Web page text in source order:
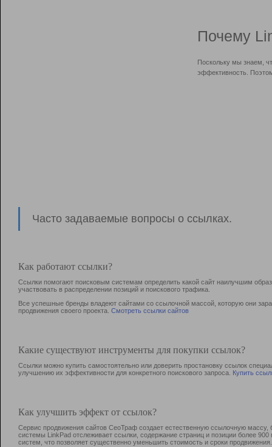
Почему
Поскольку мы знаем,
эффективность.
Часто задаваемые вопросы о ссылках.
Как работают ссылки?
Ссылки помогают поисковым системам определить какой сайт наилучшим
участвовать в раcпределении позиций и поискового трафика.
Все успешные бренды владеют сайтами со ссылочной массой, которую они
продвижения своего проекта. Смотреть ссылки сайтов
Какие существуют инструменты для покупки ссылок?
Ссылки можно купить самостоятельно или доверить простановку ссылок
улучшению их эффективности для конкретного поискового запроса. Купить
Как улучшить эффект от ссылок?
Сервис продвижения сайтов СеоТраф создает естественную ссылочную
системы LinkPad отслеживает ссылки, содержание страниц и позиции более
систем, что позволяет существенно уменьшить стоимость и сроки продвижения.